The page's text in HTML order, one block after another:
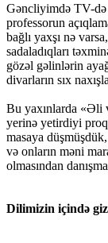
Gəncliyimdə TV-də
professorun
bağlı yaxşı nə
sadaladıqları
gözəl gəlinlərin
divarların sıx
Bu yaxınlarda «Əli
yerinə yetirdiyi
masaya
və onların məni
olmasından
Dilimizin içində